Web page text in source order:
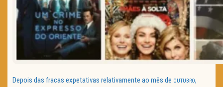
Depois das fracas expetativas relativamente ao mês de OUTUBRO,